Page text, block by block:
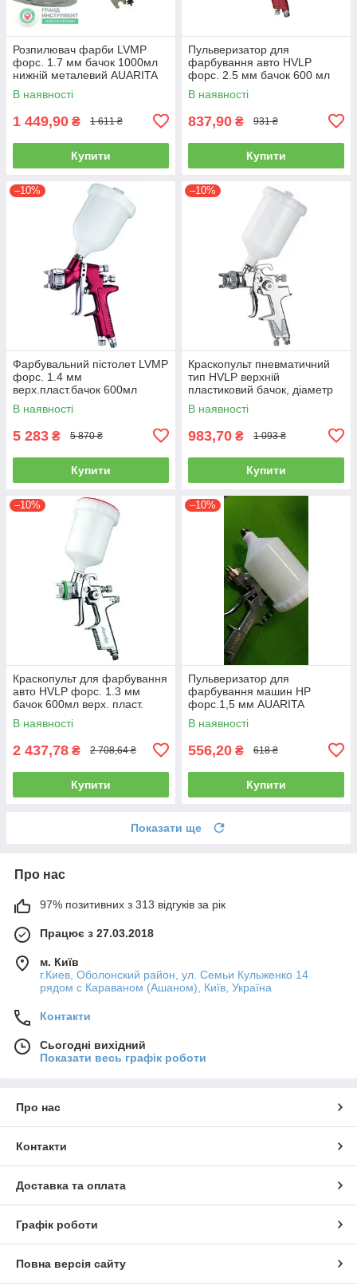
Розпилювач фарби LVMP
форс. 1.7 мм бачок 1000мл
нижній металевий AUARITA
K-200-1.7
В наявності
1 449,90 ₴ 1 611 ₴
Купити
Пульверизатор для
фарбування авто HVLP
форс. 2.5 мм бачок 600 мл
верх.пласт. AUARITA H-827B-
2.5
В наявності
837,90 ₴ 931 ₴
Купити
–10%
Фарбувальний пістолет LVMP
форс. 1.4 мм
верх.пласт.бачок 600мл
ITALCO H-929-1.4 LM
В наявності
5 283 ₴ 5 870 ₴
Купити
–10%
Краскопульт пневматичний
тип HVLP верхній
пластиковий бачок, діаметр
форсунки-1,8 мм AUARITA H-
970P-1.8
В наявності
983,70 ₴ 1 093 ₴
Купити
–10%
Краскопульт для фарбування
авто HVLP форс. 1.3 мм
бачок 600мл верх. пласт.
AUARITA ST-2000-1.3
В наявності
2 437,78 ₴ 2 708,64 ₴
Купити
–10%
Пульверизатор для
фарбування машин HP
форс.1,5 мм AUARITA
верхній пластиковий бачок S-
990P-1.5
В наявності
556,20 ₴ 618 ₴
Купити
Показати ще
Про нас
97% позитивних з 313 відгуків за рік
Працює з 27.03.2018
м. Київ
г.Киев, Оболонский район, ул. Семьи Кульженко 14
рядом с Караваном (Ашаном), Київ, Україна
Контакти
Сьогодні вихідний
Показати весь графік роботи
Про нас
Контакти
Доставка та оплата
Графік роботи
Повна версія сайту